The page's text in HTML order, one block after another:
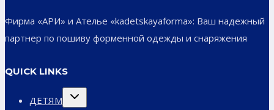
Фирма «АРИ» и Ателье «kadetskayaforma»: Ваш надежный
партнер по пошиву форменной одежды и снаряжения
QUICK LINKS
ДЕТЯМ
Переключить
дочернее